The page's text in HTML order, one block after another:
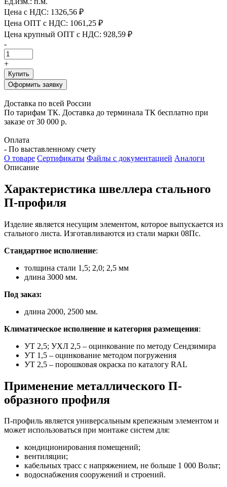
Цена с НДС: 1326,56 ₽
Цена ОПТ с НДС: 1061,25 ₽
Цена крупный ОПТ с НДС: 928,59 ₽
-
+
Купить
Оформить заявку
Доставка по всей России
По тарифам ТК. Доставка до терминала ТК бесплатно при
заказе от 30 000 р.
Оплата
- По выставленному счету
О товаре Сертификаты Файлы с документацией Аналоги
Описание
Характеристика швеллера стального
П-профиля
Изделие является несущим элементом, которое выпускается из
стального листа. Изготавливаются из стали марки 08Пс.
Стандартное исполнение:
толщина стали 1,5; 2,0; 2,5 мм
длина 3000 мм.
Под заказ:
длина 2000, 2500 мм.
Климатическое исполнение и категория размещения:
УТ 2,5; УХЛ 2,5 – оцинкование по методу Сендзимира
УТ 1,5 – оцинкование методом погружения
УТ 2,5 – порошковая окраска по каталогу RAL
Применение металлического П-
образного профиля
П-профиль является универсальным крепежным элементом и
может использоваться при монтаже систем для:
кондиционирования помещений;
вентиляции;
кабельных трасс с напряжением, не больше 1 000 Вольт;
водоснабжения сооружений и строений.